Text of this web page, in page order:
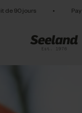
de 90 jours •